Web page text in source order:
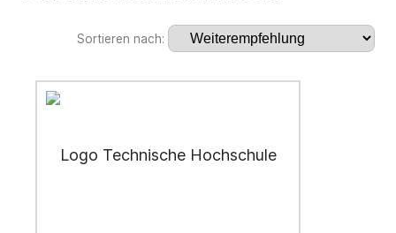
Sortieren nach: